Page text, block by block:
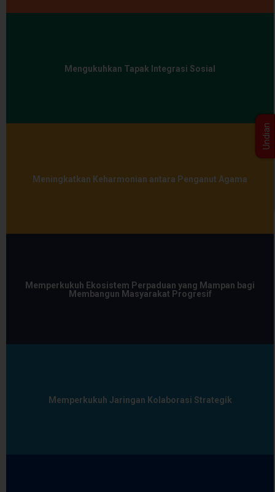
Mengukuhkan Tapak Integrasi Sosial
Meningkatkan Keharmonian antara Penganut Agama
Memperkukuh Ekosistem Perpaduan yang Mampan bagi
Membangun Masyarakat Progresif
Memperkukuh Jaringan Kolaborasi Strategik
Undian